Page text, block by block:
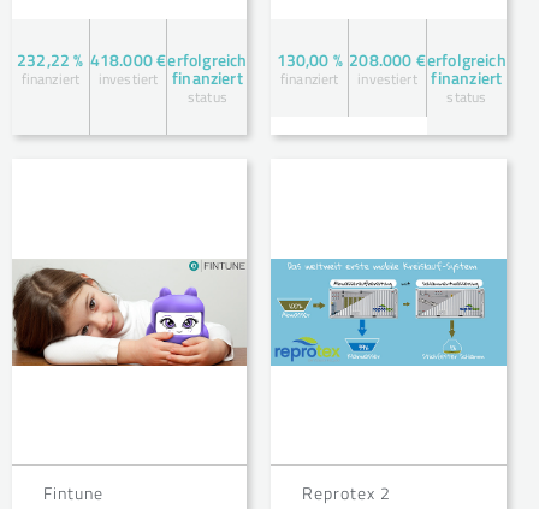
232,22 %
finanziert
418.000 €
investiert
erfolgreich
finanziert
status
130,00 %
finanziert
208.000 €
investiert
erfolgreich
finanziert
status
Fintune
Reprotex 2